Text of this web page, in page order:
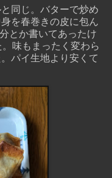
同じ。バターで炒め
を春巻きの皮に包ん
とか書いてあったけ
味もまったく変わら
パイ生地より安くて